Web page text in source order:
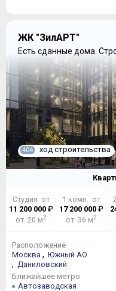
ЖК "ЗилАРТ"
Есть сданные дома.
404 ход строительства
Студия от
11 200 000₽
от 20 м2
1 комн. от
17 200 000 ₽
от 36 м2
Расположение
Москва , Южный АО
, Даниловский
Ближайшее метро
Автозаводская